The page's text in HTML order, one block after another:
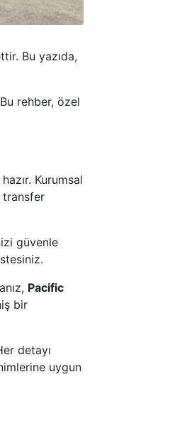
Bu yazıda,
rehber, özel
Kurumsal
transfer
güvenle
Pacific
bir
detayı
uygun